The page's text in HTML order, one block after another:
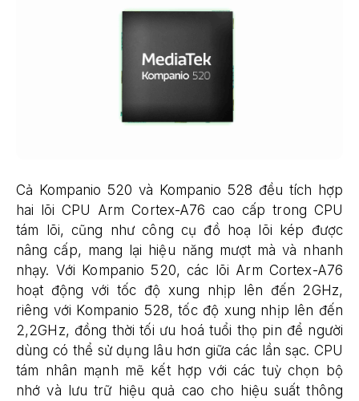
Cả Kompanio 520 và Kompanio 528 đều tích hợp
hai lõi CPU Arm Cortex-A76 cao cấp trong CPU
tám lõi, cũng như công cụ đồ hoạ lõi kép được
nâng cấp, mang lại hiệu năng mượt mà và nhanh
nhạy. Với Kompanio 520, các lõi Arm Cortex-A76
hoạt động với tốc độ xung nhịp lên đến 2GHz,
riêng với Kompanio 528, tốc độ xung nhịp lên đến
2,2GHz, đồng thời tối ưu hoá tuổi thọ pin để người
dùng có thể sử dụng lâu hơn giữa các lần sạc. CPU
tám nhân mạnh mẽ kết hợp với các tuỳ chọn bộ
nhớ và lưu trữ hiệu quả cao cho hiệu suất thông